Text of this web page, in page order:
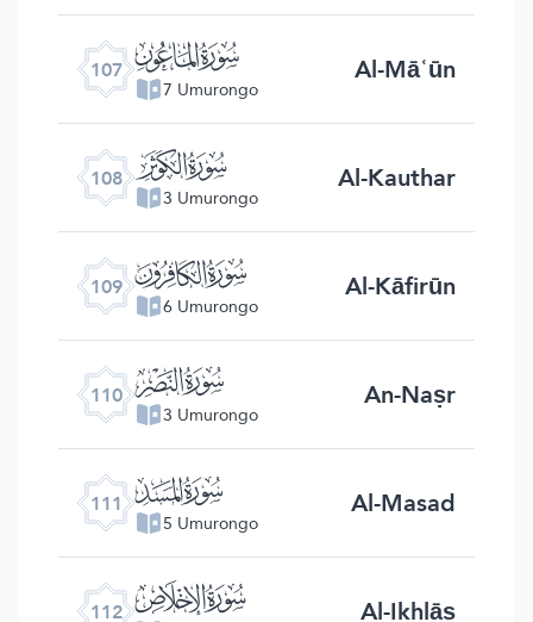
107 ﰘ
7 Umurongo Al-Māʿūn
108 ﰙ
3 Umurongo Al-Kauthar
109 ﰚ
6 Umurongo Al-Kāfirūn
110 ﰛ
3 Umurongo An-Naṣr
111 ﰜ
5 Umurongo Al-Masad
112 ﰝ Al-Ikhlāṣ